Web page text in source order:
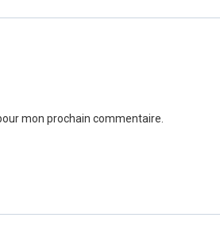
mon prochain commentaire.